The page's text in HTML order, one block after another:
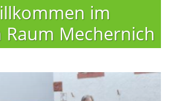
im
Raum Mechernich